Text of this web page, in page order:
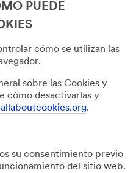
PUEDE
cómo se utilizan las
sobre las Cookies y
cómo desactivarlas y
.
su consentimiento previo
del sitio web.